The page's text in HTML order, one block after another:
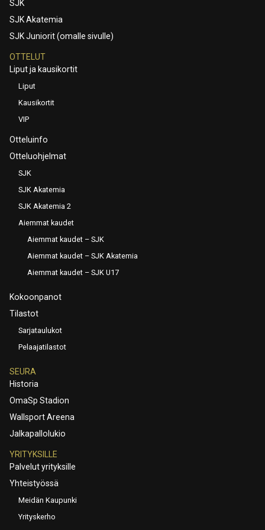
SJK
SJK Akatemia
SJK Juniorit (omalle sivulle)
OTTELUT
Liput ja kausikortit
Liput
Kausikortit
VIP
Otteluinfo
Otteluohjelmat
SJK
SJK Akatemia
SJK Akatemia 2
Aiemmat kaudet
Aiemmat kaudet – SJK
Aiemmat kaudet – SJK Akatemia
Aiemmat kaudet – SJK U17
Kokoonpanot
Tilastot
Sarjataulukot
Pelaajatilastot
SEURA
Historia
OmaSp Stadion
Wallsport Areena
Jalkapallolukio
YRITYKSILLE
Palvelut yrityksille
Yhteistyössä
Meidän Kaupunki
Yrityskerho